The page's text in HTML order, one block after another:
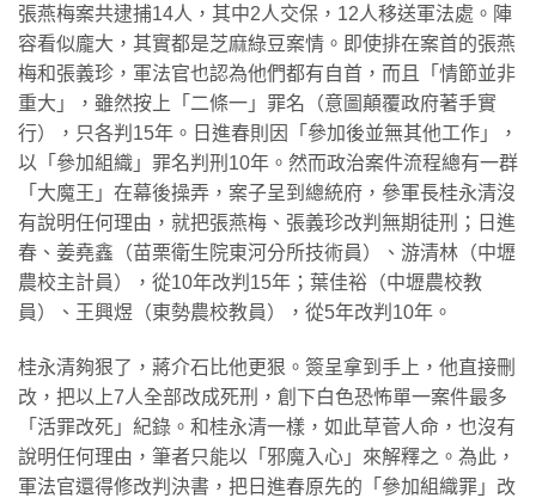
張燕梅案共逮捕14人，其中2人交保，12人移送軍法處。陣
容看似龐大，其實都是芝麻綠豆案情。即使排在案首的張燕
梅和張義珍，軍法官也認為他們都有自首，而且「情節並非
重大」，雖然按上「二條一」罪名（意圖顛覆政府著手實
行），只各判15年。日進春則因「參加後並無其他工作」，
以「參加組織」罪名判刑10年。然而政治案件流程總有一群
「大魔王」在幕後操弄，案子呈到總統府，參軍長桂永清沒
有說明任何理由，就把張燕梅、張義珍改判無期徒刑；日進
春、姜堯鑫（苗栗衛生院東河分所技術員）、游清林（中壢
農校主計員），從10年改判15年；葉佳裕（中壢農校教
員）、王興煜（東勢農校教員），從5年改判10年。
桂永清夠狠了，蔣介石比他更狠。簽呈拿到手上，他直接刪
改，把以上7人全部改成死刑，創下白色恐怖單一案件最多
「活罪改死」紀錄。和桂永清一樣，如此草菅人命，也沒有
說明任何理由，筆者只能以「邪魔入心」來解釋之。為此，
軍法官還得修改判決書，把日進春原先的「參加組織罪」改